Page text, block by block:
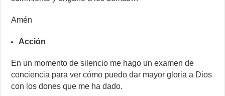
Amén
Acción
En un momento de silencio me hago un examen de
conciencia para ver cómo puedo dar mayor gloria a Dios
con los dones que me ha dado.